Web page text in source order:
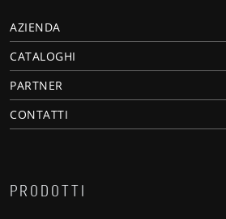
AZIENDA
CATALOGHI
PARTNER
CONTATTI
PRODOTTI